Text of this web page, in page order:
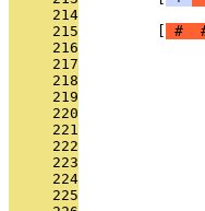
     214
     215
#
     216
     217
     218
     219
     220
     221
     222
     223
     224
     225